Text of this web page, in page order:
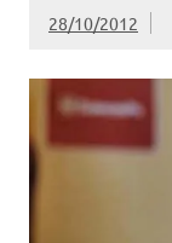
28/10/2012